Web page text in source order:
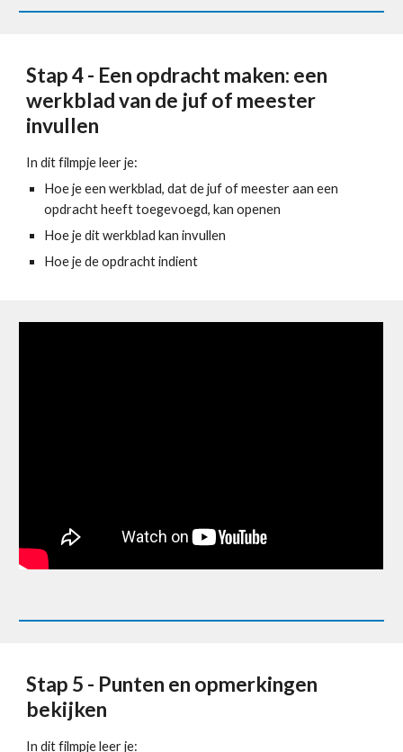
Stap 4 - Een opdracht maken: een
werkblad van de juf of meester
invullen
In dit filmpje leer je:
Hoe je een werkblad, dat de juf of meester aan een
opdracht heeft toegevoegd, kan openen
Hoe je dit werkblad kan invullen
Hoe je de opdracht indient
Stap 5 - Punten en opmerkingen
bekijken
In dit filmpje leer je: